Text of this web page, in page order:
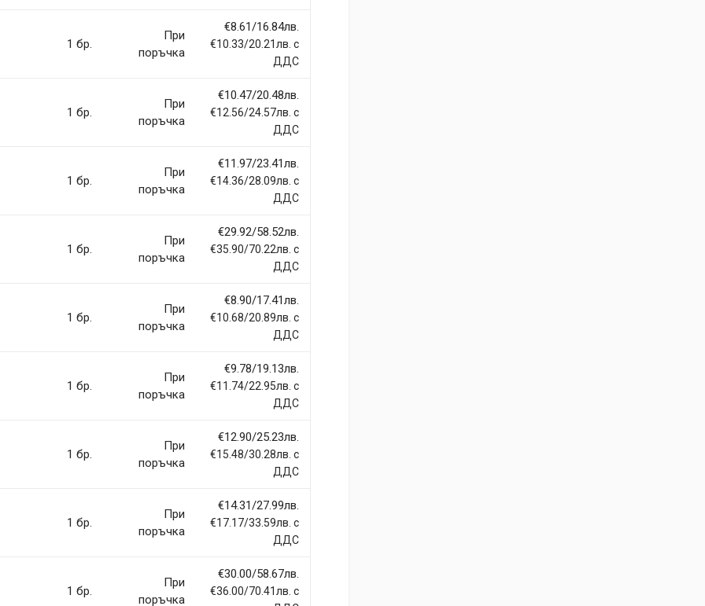
1 бр.
При
поръчка
€8.61/16.84лв.
€10.33/20.21лв. с
ДДС
1 бр.
При
поръчка
€10.47/20.48лв.
€12.56/24.57лв. с
ДДС
1 бр.
При
поръчка
€11.97/23.41лв.
€14.36/28.09лв. с
ДДС
1 бр.
При
поръчка
€29.92/58.52лв.
€35.90/70.22лв. с
ДДС
1 бр.
При
поръчка
€8.90/17.41лв.
€10.68/20.89лв. с
ДДС
1 бр.
При
поръчка
€9.78/19.13лв.
€11.74/22.95лв. с
ДДС
1 бр.
При
поръчка
€12.90/25.23лв.
€15.48/30.28лв. с
ДДС
1 бр.
При
поръчка
€14.31/27.99лв.
€17.17/33.59лв. с
ДДС
1 бр.
При
поръчка
€30.00/58.67лв.
€36.00/70.41лв. с